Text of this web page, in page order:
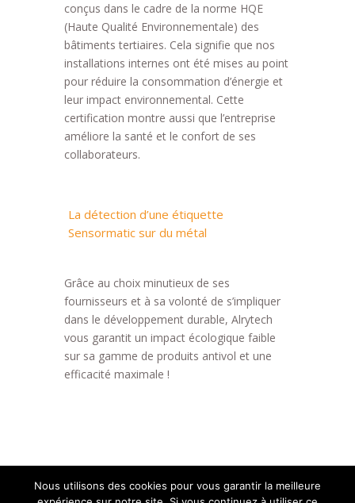
conçus dans le cadre de la norme HQE
(Haute Qualité Environnementale) des
bâtiments tertiaires. Cela signifie que nos
installations internes ont été mises au point
pour réduire la consommation d’énergie et
leur impact environnemental. Cette
certification montre aussi que l’entreprise
améliore la santé et le confort de ses
collaborateurs.
La détection d’une étiquette
Sensormatic sur du métal
Grâce au choix minutieux de ses
fournisseurs et à sa volonté de s’impliquer
dans le développement durable, Alrytech
vous garantit un impact écologique faible
sur sa gamme de produits antivol et une
efficacité maximale !
Nous utilisons des cookies pour vous garantir la meilleure